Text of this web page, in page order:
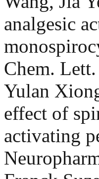
analgesic
Chem.
Yulan
effect of
activating